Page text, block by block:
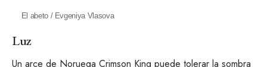
El abeto / Evgeniya Vlasova
Luz
Un arce de Noruega Crimson King puede tolerar la sombra